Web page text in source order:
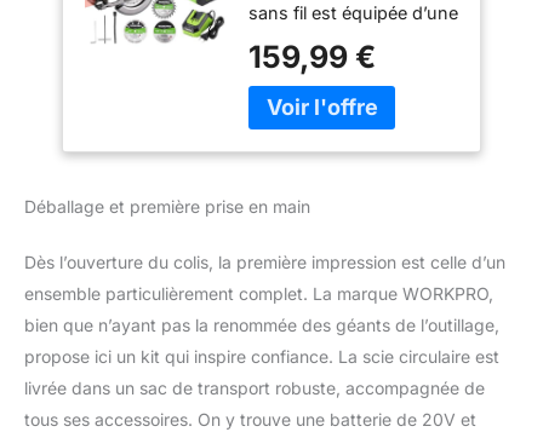
sans fil est équipée d’une
Ah offrant une puissance
constante et durable. La
conception sans fil
indicateur de charge
et Réglables : La petite
scie circulaire permet des
coupes droites,
selon vos besoins.
Profondeur max. : 42,8
mm à 90° et 28 mm à
159,99 €
Déballage et première prise en main
Dès l’ouverture du colis, la première impression est celle d’un
ensemble particulièrement complet. La marque WORKPRO,
bien que n’ayant pas la renommée des géants de l’outillage,
propose ici un kit qui inspire confiance. La scie circulaire est
livrée dans un sac de transport robuste, accompagnée de
tous ses accessoires. On y trouve une batterie de 20V et